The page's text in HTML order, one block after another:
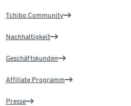
Tchibo Community
Nachhaltigkeit
Geschäftskunden
Affiliate Programm
Presse